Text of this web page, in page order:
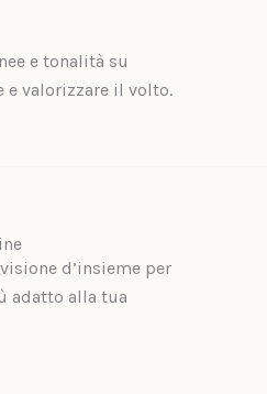
e tonalità su
valorizzare il volto.
d’insieme per
adatto alla tua